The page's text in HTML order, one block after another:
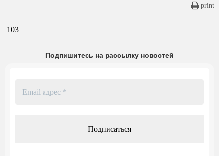
print
103
Подпишитесь на рассылку новостей